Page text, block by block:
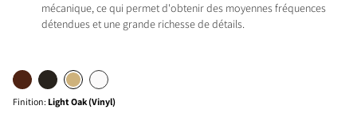
mécanique, ce qui permet d'obtenir des moyennes fréquences
détendues et une grande richesse de détails.
Finition: Light Oak (Vinyl)